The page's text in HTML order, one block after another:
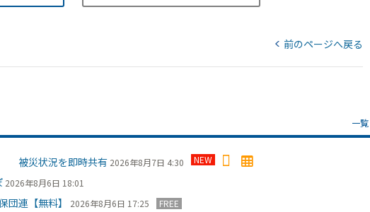
前のページへ戻る
一覧
被災状況を即時共有 2026年8月7日 4:30 NEW
2026年8月6日 18:01
連【無料】 2026年8月6日 17:25 FREE